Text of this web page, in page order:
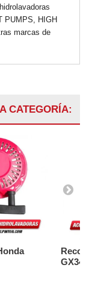
PUMPS, HIGH
marcas de
CATEGORÍA: